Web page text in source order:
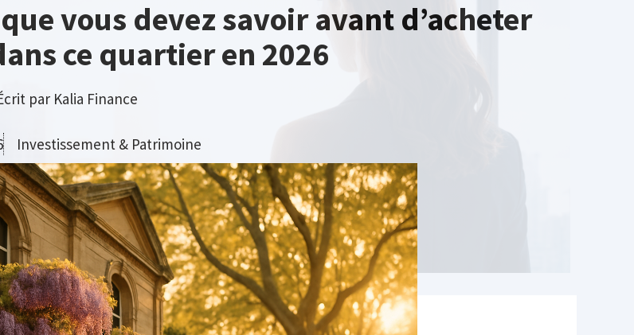
vous devez savoir avant d’acheter
ce quartier en 2026
par Kalia Finance
Investissement & Patrimoine